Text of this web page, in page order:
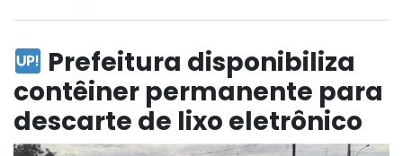
Prefeitura disponibiliza
contêiner permanente para
descarte de lixo eletrônico